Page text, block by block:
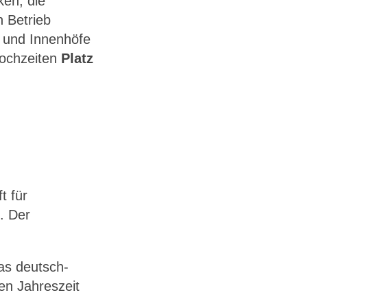
Betrieb
Innenhöfe
Platz
für
Der
deutsch-
Jahreszeit